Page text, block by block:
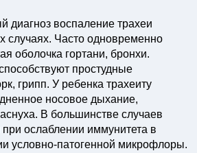
диагноз воспаление трахеи
случаях. Часто одновременно
оболочка гортани, бронхи.
простудные
грипп. У ребенка трахеиту
носовое дыхание,
В большинстве случаев
при ослаблении иммунитета в
условно-патогенной микрофлоры.